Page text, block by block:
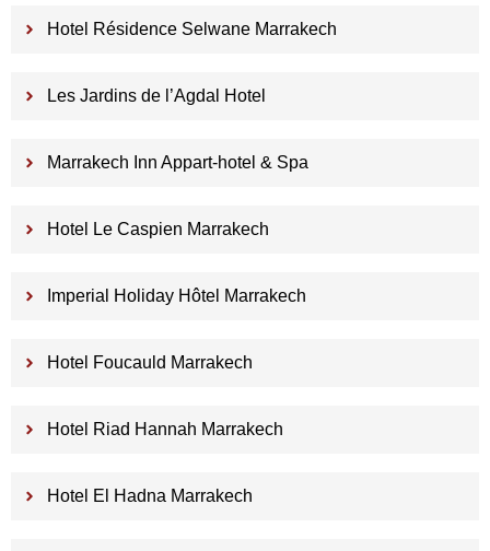
Hotel Résidence Selwane Marrakech
Les Jardins de l’Agdal Hotel
Marrakech Inn Appart-hotel & Spa
Hotel Le Caspien Marrakech
Imperial Holiday Hôtel Marrakech
Hotel Foucauld Marrakech
Hotel Riad Hannah Marrakech
Hotel El Hadna Marrakech